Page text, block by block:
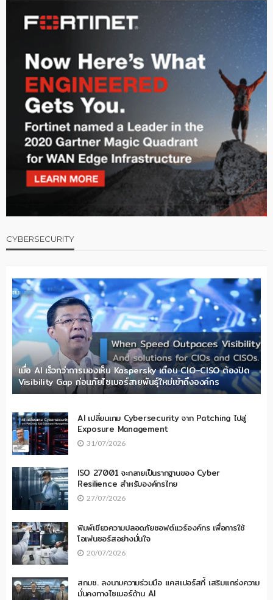
CYBERSECURITY
เมื่อ AI เร็วกว่าการมองเห็น Kaspersky เตือน CIO-CISO ต้องปิด
Visibility Gap ก่อนภัยไซเบอร์สายพันธุ์ใหม่เข้าถึงองค์กร
AI เปลี่ยนเกม Cybersecurity จาก Patching ไปสู่
Exposure Management
31/07/2026
ISO 27001 จะกลายเป็นรากฐานของ Cyber
Resilience สำหรับองค์กรไทย
27/07/2026
พิมพ์เขียวความปลอดภัยซอฟต์แวร์องค์กร เพื่อการใช้
โอเพ่นซอร์สอย่างมั่นใจ
20/07/2026
สกมช. ลงนามความร่วมมือ แคสเปอร์สกี้ เสริมแกร่งความ
มั่นคงทางไซเบอร์ด้าน AI